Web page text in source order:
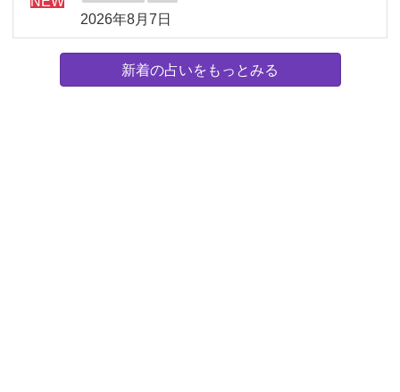
2026年8月7日
新着の占いをもっとみる